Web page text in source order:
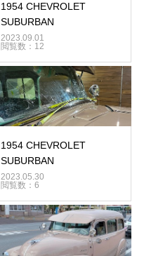
1954 CHEVROLET
SUBURBAN
2023.09.01
閲覧数：12
1954 CHEVROLET
SUBURBAN
2023.05.30
閲覧数：6